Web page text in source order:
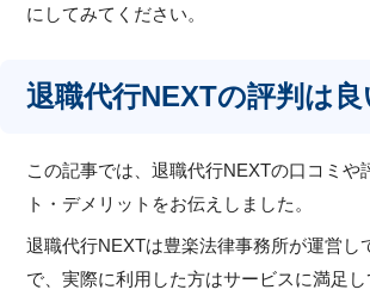
にしてみてください。
退職代行NEXTの評判は良
この記事では、退職代行NEXTの口コミや
ト・デメリットをお伝えしました。
退職代行NEXTは豊楽法律事務所が運営し
で、実際に利用した方はサービスに満足